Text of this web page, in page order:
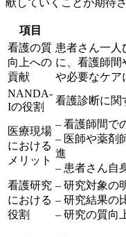
献していくことが期待さ
項目
看護の質
向上への
貢献
患者さん一人
に、看護師間
や必要なケア
NANDA-
Iの役割
看護診断に関
医療現場
における
メリット
– 看護師間で
– 医師や薬剤
進
– 患者さん自
看護研究
における
役割
– 研究対象の
– 研究結果の
– 研究の質向